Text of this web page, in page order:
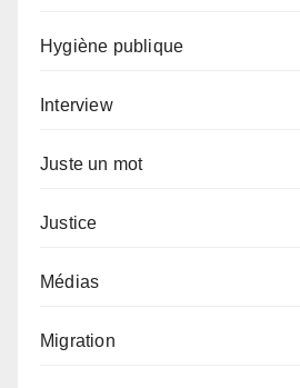
Hygiène publique
Interview
Juste un mot
Justice
Médias
Migration